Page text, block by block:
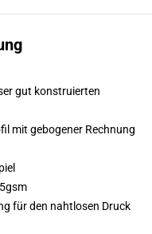
gut konstruierten
mit gebogener Rechnung
für den nahtlosen Druck